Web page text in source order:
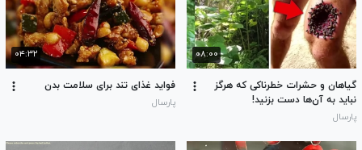
۰۸:۰۰
گیاهان و حشرات خطرناکی که هرگز
نباید به آن‌ها دست بزنید!
پارسال
۰۴:۳۲
فواید غذای تند برای سلامت بدن
پارسال